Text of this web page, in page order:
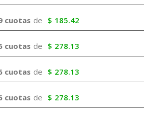
cuotas de $ 185.42
cuotas de $ 278.13
cuotas de $ 278.13
cuotas de $ 278.13